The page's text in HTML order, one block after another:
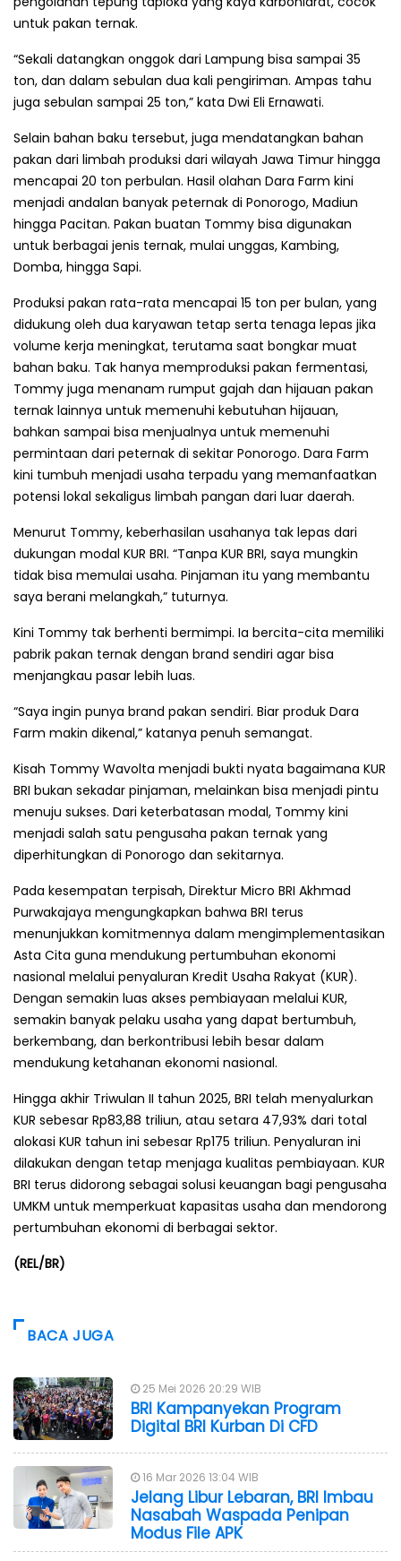
untuk pakan ternak.
“Sekali datangkan onggok dari Lampung bisa sampai 35
ton, dan dalam sebulan dua kali pengiriman. Ampas tahu
juga sebulan sampai 25 ton,” kata Dwi Eli Ernawati.
Selain bahan baku tersebut, juga mendatangkan bahan
pakan dari limbah produksi dari wilayah Jawa Timur hingga
mencapai 20 ton perbulan. Hasil olahan Dara Farm kini
menjadi andalan banyak peternak di Ponorogo, Madiun
hingga Pacitan. Pakan buatan Tommy bisa digunakan
untuk berbagai jenis ternak, mulai unggas, Kambing,
Domba, hingga Sapi.
Produksi pakan rata-rata mencapai 15 ton per bulan, yang
didukung oleh dua karyawan tetap serta tenaga lepas jika
volume kerja meningkat, terutama saat bongkar muat
bahan baku. Tak hanya memproduksi pakan fermentasi,
Tommy juga menanam rumput gajah dan hijauan pakan
ternak lainnya untuk memenuhi kebutuhan hijauan,
bahkan sampai bisa menjualnya untuk memenuhi
permintaan dari peternak di sekitar Ponorogo. Dara Farm
kini tumbuh menjadi usaha terpadu yang memanfaatkan
potensi lokal sekaligus limbah pangan dari luar daerah.
Menurut Tommy, keberhasilan usahanya tak lepas dari
dukungan modal KUR BRI. “Tanpa KUR BRI, saya mungkin
tidak bisa memulai usaha. Pinjaman itu yang membantu
saya berani melangkah,” tuturnya.
Kini Tommy tak berhenti bermimpi. Ia bercita-cita memiliki
pabrik pakan ternak dengan brand sendiri agar bisa
menjangkau pasar lebih luas.
“Saya ingin punya brand pakan sendiri. Biar produk Dara
Farm makin dikenal,” katanya penuh semangat.
Kisah Tommy Wavolta menjadi bukti nyata bagaimana KUR
BRI bukan sekadar pinjaman, melainkan bisa menjadi pintu
menuju sukses. Dari keterbatasan modal, Tommy kini
menjadi salah satu pengusaha pakan ternak yang
diperhitungkan di Ponorogo dan sekitarnya.
Pada kesempatan terpisah, Direktur Micro BRI Akhmad
Purwakajaya mengungkapkan bahwa BRI terus
menunjukkan komitmennya dalam mengimplementasikan
Asta Cita guna mendukung pertumbuhan ekonomi
nasional melalui penyaluran Kredit Usaha Rakyat (KUR).
Dengan semakin luas akses pembiayaan melalui KUR,
semakin banyak pelaku usaha yang dapat bertumbuh,
berkembang, dan berkontribusi lebih besar dalam
mendukung ketahanan ekonomi nasional.
Hingga akhir Triwulan II tahun 2025, BRI telah menyalurkan
KUR sebesar Rp83,88 triliun, atau setara 47,93% dari total
alokasi KUR tahun ini sebesar Rp175 triliun. Penyaluran ini
dilakukan dengan tetap menjaga kualitas pembiayaan. KUR
BRI terus didorong sebagai solusi keuangan bagi pengusaha
UMKM untuk memperkuat kapasitas usaha dan mendorong
pertumbuhan ekonomi di berbagai sektor.
(REL/BR)
BACA JUGA
25 Mei 2026 20:29 WIB
BRI Kampanyekan Program
Digital BRI Kurban Di CFD
16 Mar 2026 13:04 WIB
Jelang Libur Lebaran, BRI Imbau
Nasabah Waspada Penipan
Modus File APK